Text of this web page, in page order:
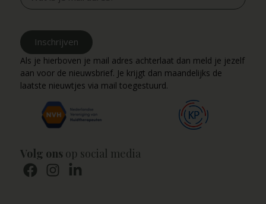
Inschrijven
Als je hierboven je mail adres achterlaat dan meld je jezelf
aan voor de nieuwsbrief. Je krijgt dan maandelijks de
laatste nieuwtjes via mail toegestuurd.
Volg ons op social media